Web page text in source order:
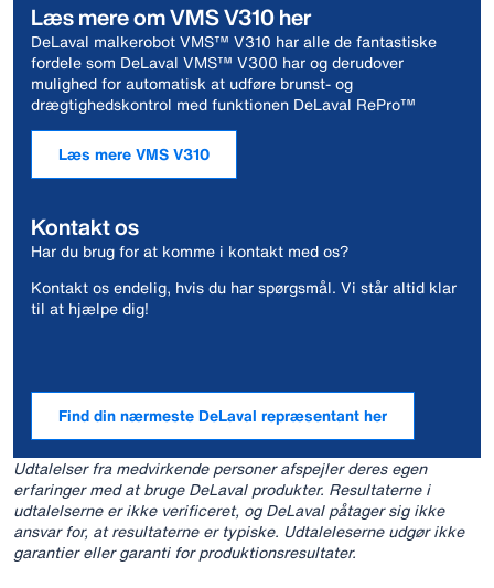
Læs mere om VMS V310 her
DeLaval malkerobot VMS™ V310 har alle de fantastiske
fordele som DeLaval VMS™ V300 har og derudover
mulighed for automatisk at udføre brunst- og
drægtighedskontrol med funktionen DeLaval RePro™
Læs mere VMS V310
Kontakt os
Har du brug for at komme i kontakt med os?
Kontakt os endelig, hvis du har spørgsmål. Vi står altid klar
til at hjælpe dig!
Find din nærmeste DeLaval repræsentant her
Udtalelser fra medvirkende personer afspejler deres egen
erfaringer med at bruge DeLaval produkter. Resultaterne i
udtalelserne er ikke verificeret, og DeLaval påtager sig ikke
ansvar for, at resultaterne er typiske. Udtaleleserne udgør ikke
garantier eller garanti for produktionsresultater.